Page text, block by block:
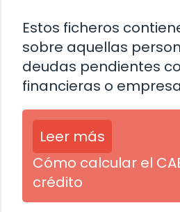
Estos ficheros
sobre aquellas
deudas pendientes
financieras o
Leer más
Cómo calcular el
crédito